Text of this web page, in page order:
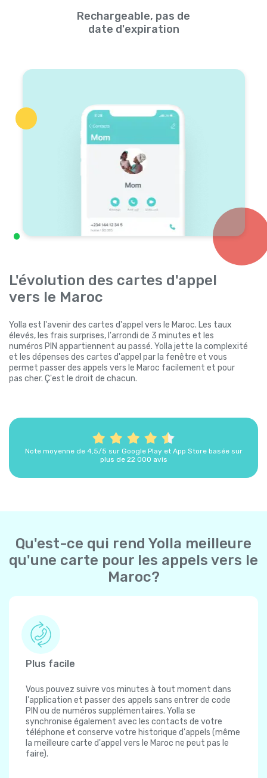
Rechargeable, pas de
date d'expiration
L'évolution des cartes d'appel
vers le Maroc
Yolla est l'avenir des cartes d'appel vers le Maroc. Les taux
élevés, les frais surprises, l'arrondi de 3 minutes et les
numéros PIN appartiennent au passé. Yolla jette la complexité
et les dépenses des cartes d'appel par la fenêtre et vous
permet passer des appels vers le Maroc facilement et pour
pas cher. Ç'est le droit de chacun.
Note moyenne de 4,5/5 sur Google Play et App Store basée sur
plus de 22 000 avis
Qu'est-ce qui rend Yolla meilleure
qu'une carte pour les appels vers le
Maroc?
Plus facile
Vous pouvez suivre vos minutes à tout moment dans
l'application et passer des appels sans entrer de code
PIN ou de numéros supplémentaires. Yolla se
synchronise également avec les contacts de votre
téléphone et conserve votre historique d'appels (même
la meilleure carte d'appel vers le Maroc ne peut pas le
faire).